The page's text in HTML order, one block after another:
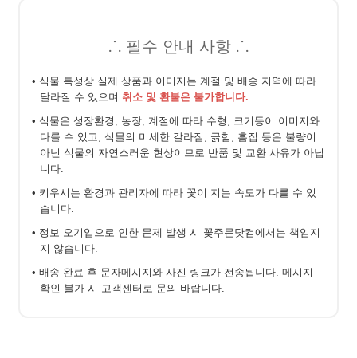
⸫ 필수 안내 사항 ⸫
• 식물 특성상 실제 상품과 이미지는 계절 및 배송 지역에 따라
달라질 수 있으며 취소 및 환불은 불가합니다.
• 식물은 성장환경, 농장, 계절에 따라 수형, 크기등이 이미지와
다를 수 있고, 식물의 미세한 갈라짐, 긁힘, 흠집 등은 불량이
아닌 식물의 자연스러운 현상이므로 반품 및 교환 사유가 아닙
니다.
• 키우시는 환경과 관리자에 따라 꽃이 지는 속도가 다를 수 있
습니다.
• 정보 오기입으로 인한 문제 발생 시 꽃주문닷컴에서는 책임지
지 않습니다.
• 배송 완료 후 문자메시지와 사진 링크가 전송됩니다. 메시지
확인 불가 시 고객센터로 문의 바랍니다.